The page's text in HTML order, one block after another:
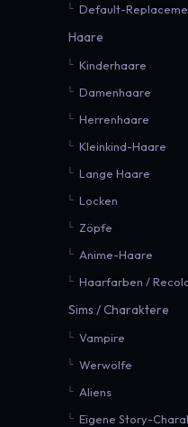
Default-
Haare
Kinderhaare
Damenhaare
Herrenhaare
Kleinkind-Haare
Lange Haare
Locken
Zöpfe
Anime-Haare
Haarfarben /
Sims / Charaktere
Vampire
Werwölfe
Aliens
Eigene Story-